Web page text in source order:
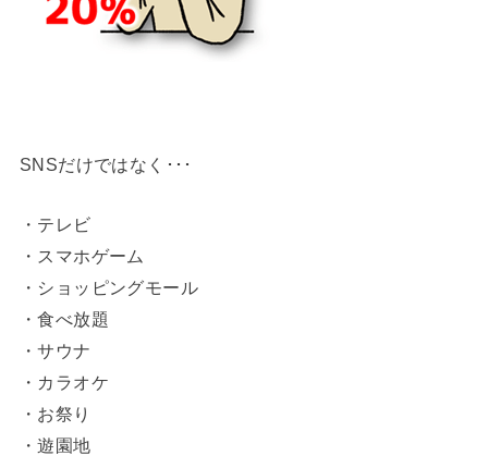
SNSだけではなく･･･
・テレビ
・スマホゲーム
・ショッピングモール
・食べ放題
・サウナ
・カラオケ
・お祭り
・遊園地